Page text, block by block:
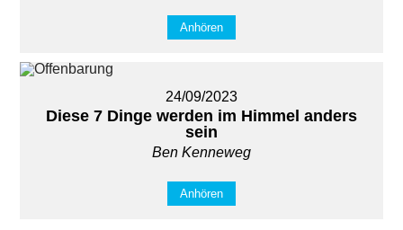
Anhören
24/09/2023
Diese 7 Dinge werden im Himmel anders
sein
Ben Kenneweg
Anhören